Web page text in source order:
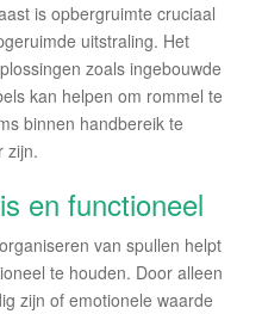
is opbergruimte cruciaal
uitstraling. Het
zoals ingebouwde
kan helpen om rommel te
binnen handbereik te
zijn.
en functioneel
van spullen helpt
te houden. Door alleen
zijn of emotionele waarde